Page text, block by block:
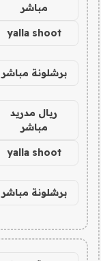
مباشر
yalla shoot
برشلونة مباشر
ريال مدريد
مباشر
yalla shoot
برشلونة مباشر